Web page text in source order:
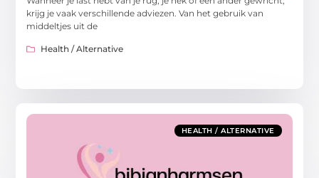
krijg je vaak verschillende adviezen. Van het gebruik van
middeltjes uit de
Health / Alternative
HEALTH / ALTERNATIVE